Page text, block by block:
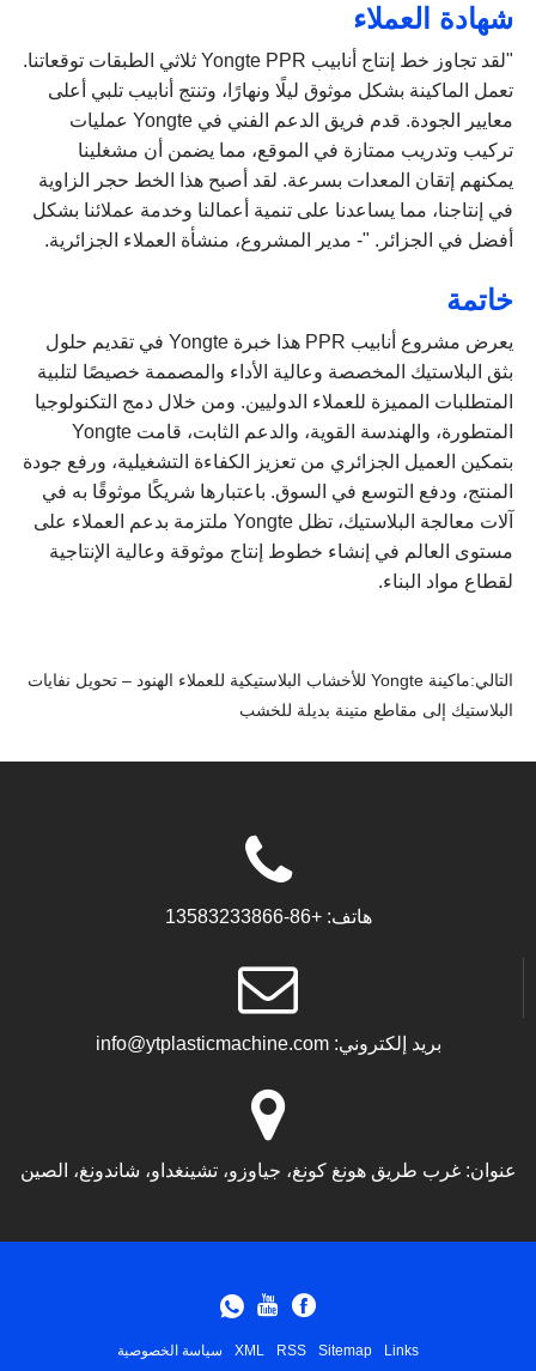
شهادة العملاء
"لقد تجاوز خط إنتاج أنابيب Yongte PPR ثلاثي الطبقات توقعاتنا.
تعمل الماكينة بشكل موثوق ليلًا ونهارًا، وتنتج أنابيب تلبي أعلى
معايير الجودة. قدم فريق الدعم الفني في Yongte عمليات
تركيب وتدريب ممتازة في الموقع، مما يضمن أن مشغلينا
يمكنهم إتقان المعدات بسرعة. لقد أصبح هذا الخط حجر الزاوية
في إنتاجنا، مما يساعدنا على تنمية أعمالنا وخدمة عملائنا بشكل
أفضل في الجزائر. "- مدير المشروع، منشأة العملاء الجزائرية.
خاتمة
يعرض مشروع أنابيب PPR هذا خبرة Yongte في تقديم حلول
بثق البلاستيك المخصصة وعالية الأداء والمصممة خصيصًا لتلبية
المتطلبات المميزة للعملاء الدوليين. ومن خلال دمج التكنولوجيا
المتطورة، والهندسة القوية، والدعم الثابت، قامت Yongte
بتمكين العميل الجزائري من تعزيز الكفاءة التشغيلية، ورفع جودة
المنتج، ودفع التوسع في السوق. باعتبارها شريكًا موثوقًا به في
آلات معالجة البلاستيك، تظل Yongte ملتزمة بدعم العملاء على
مستوى العالم في إنشاء خطوط إنتاج موثوقة وعالية الإنتاجية
لقطاع مواد البناء.
التالي:
ماكينة Yongte للأخشاب البلاستيكية للعملاء الهنود – تحويل نفايات
البلاستيك إلى مقاطع متينة بديلة للخشب
هاتف: +86-13583233866
بريد إلكتروني: info@ytplasticmachine.com
عنوان: غرب طريق هونغ كونغ، جياوزو، تشينغداو، شاندونغ، الصين
Links
Sitemap
RSS
XML سياسة الخصوصية